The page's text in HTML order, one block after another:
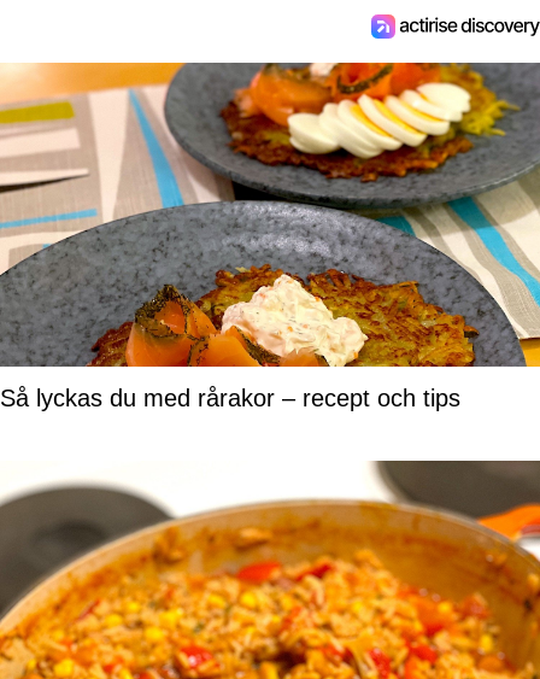
Så lyckas du med rårakor – recept och tips